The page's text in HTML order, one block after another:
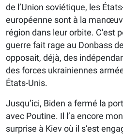
de l’Union soviétique, les
européenne sont à la
région dans leur orbite. C’est
guerre fait rage au Donbass
opposait, déjà, des
des forces ukrainiennes
États-Unis.
Jusqu’ici, Biden a fermé la
avec Poutine. Il l’a encore
surprise à Kiev où il s’est